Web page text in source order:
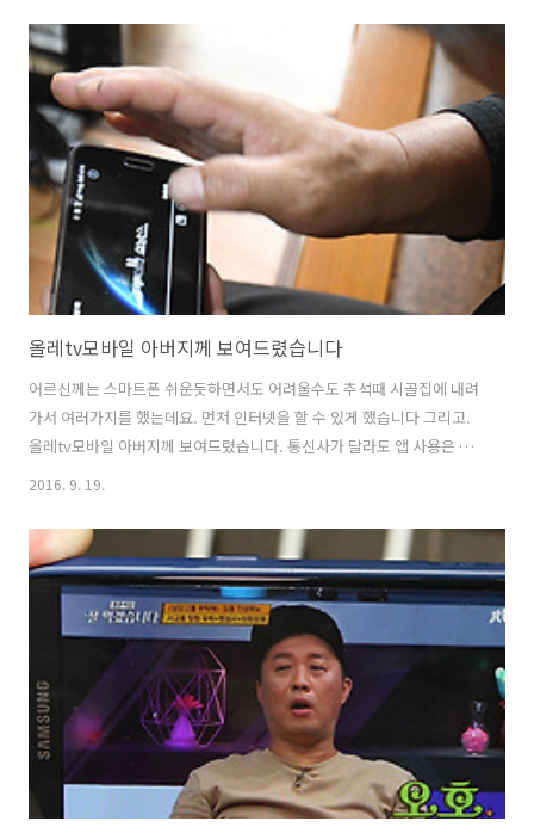
폰을 좀 더 쉽게 관리하고 쉽게 앱을 구동할 수 도 있습니다. 테마기능은
물론 쉽게 앱을 연결하는 기능 그리고 이번에 모션기능까지 추가가 되어
서 더 편리해졌는데요. 런처플래닛 스마트폰 관리하는 스마트 매니저 기
능 추가 먼저 런처플래닛 앱을 설치를 해야겠죠. 런처 플래닛으로 검색을
하면 스마트런처 폰 꾸미기가 나타납니다. 선택하여 설치합니다. 용량은
20MB 정도 되네..
올레tv모바일 아버지께 보여드렸습니다
어르신께는 스마트폰 쉬운듯하면서도 어려울수도 추석때 시골집에 내려
가서 여러가지를 했는데요. 먼저 인터넷을 할 수 있게 했습니다 그리고.
올레tv모바일 아버지께 보여드렸습니다. 통신사가 달라도 앱 사용은 문
제는 없었습니다 집에 KT 인터넷을 설치를 했는데요. 주 목적은 화상통
모바일 무료 영화를 보는 방법과 앱 사용법을 알려드렸는데요. 스마트폰
통신 비용을 제가 부담하고 있긴 하지만 부모님들은 다 그럴겁니다. 데이
터 요금 엄청 아까워하시죠. 올레tv모바일 아버지께 보여드렸습니다 집
에 인터넷을 놓은 이유도 집에서만이라도 인터넷이나 영상 보기를 마음
껏 하시고 카카오톡도 마음껏 하시길 바래서 인데요. 카카오톡의 페이스
톡도 이용하기 위해서 이구요...
2016. 9. 19.